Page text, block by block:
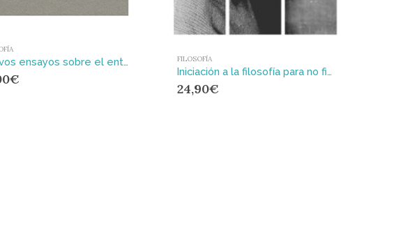
Nuevos ensayos sobre el entendimiento
€
FILOSOFÍA
Iniciación a la filosofía para no filósofos
24,90€